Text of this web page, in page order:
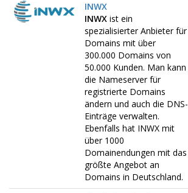
INWX
INWX ist ein
spezialisierter Anbieter für
Domains mit über
300.000 Domains von
50.000 Kunden. Man kann
die Nameserver für
registrierte Domains
ändern und auch die DNS-
Einträge verwalten.
Ebenfalls hat INWX mit
über 1000
Domainendungen mit das
größte Angebot an
Domains in Deutschland.